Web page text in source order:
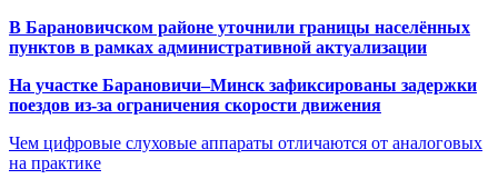
В Барановичском районе уточнили границы населённых
пунктов в рамках административной актуализации
На участке Барановичи–Минск зафиксированы задержки
поездов из-за ограничения скорости движения
Чем цифровые слуховые аппараты отличаются от аналоговых
на практике